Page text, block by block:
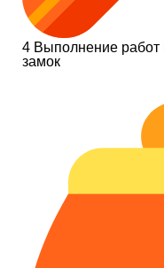
4 Выполнение работ
замок